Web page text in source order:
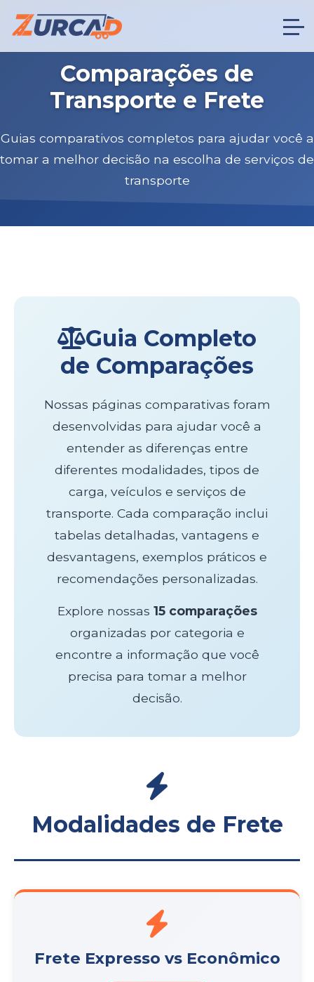
Comparações de
Transporte e Frete
Guias comparativos completos para ajudar você a
tomar a melhor decisão na escolha de serviços de
transporte
Guia Completo
de Comparações
Nossas páginas comparativas foram
desenvolvidas para ajudar você a
entender as diferenças entre
diferentes modalidades, tipos de
carga, veículos e serviços de
transporte. Cada comparação inclui
tabelas detalhadas, vantagens e
desvantagens, exemplos práticos e
recomendações personalizadas.
Explore nossas 15 comparações
organizadas por categoria e
encontre a informação que você
precisa para tomar a melhor
decisão.
Modalidades de Frete
Frete Expresso vs Econômico